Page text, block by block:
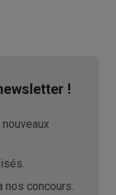
!
concours.